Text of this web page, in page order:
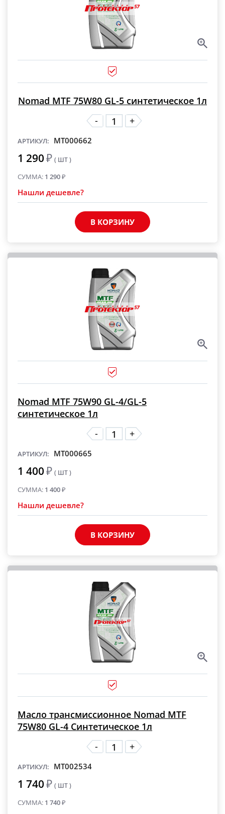
Nomad MTF 75W80 GL-5 синтетическое 1л
-
+
АРТИКУЛ: MT000662
1 290₽ ( ШТ )
СУММА: 1 290₽
Нашли дешевле?
В КОРЗИНУ
Nomad MTF 75W90 GL-4/GL-5
синтетическое 1л
-
+
АРТИКУЛ: MT000665
1 400₽ ( ШТ )
СУММА: 1 400₽
Нашли дешевле?
В КОРЗИНУ
Масло трансмиссионное Nomad MTF
75W80 GL-4 Синтетическое 1л
-
+
АРТИКУЛ: MT002534
1 740₽ ( ШТ )
СУММА: 1 740₽